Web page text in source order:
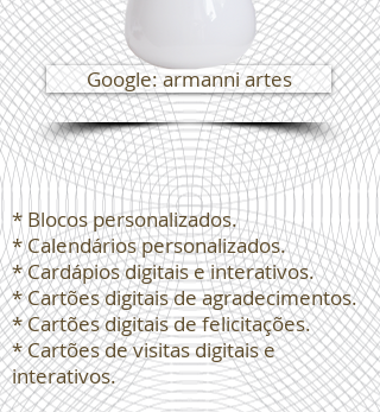
Google: armanni artes
* Blocos personalizados.
* Calendários personalizados.
* Cardápios digitais e interativos.
* Cartões digitais de agradecimentos.
* Cartões digitais de felicitações.
* Cartões de visitas digitais e
interativos.